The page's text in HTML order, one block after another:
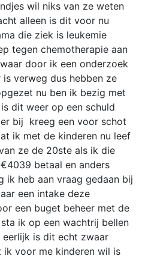
wil niks van ze weten
alleen is dit voor nu
die ziek is leukemie
tegen chemotherapie aan
door ik een onderzoek
verweg dus hebben ze
nu ben ik bezig met
dit weer op een schuld
bij kreeg een voor schot
ik met de kinderen nu leef
ze de 20ste als ik die
betaal en anders
ik heb aan vraag gedaan bij
een intake deze
een buget beheer met de
ik op een wachtrij bellen
is dit echt zwaar
ik voor me kinderen wil is